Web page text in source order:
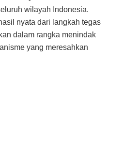
wilayah Indonesia.
nyata dari langkah tegas
dalam rangka menindak
yang meresahkan